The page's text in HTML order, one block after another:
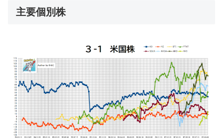
主要個別株